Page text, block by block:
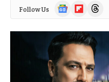
Follow Us
Google
News
FlipboardThreads